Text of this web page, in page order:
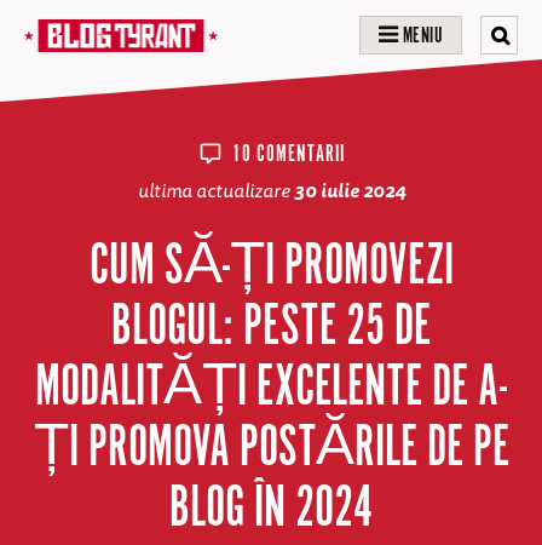
MENIU
10 COMENTARII
ultima actualizare30 iulie 2024
CUM SĂ-ȚI PROMOVEZI
BLOGUL: PESTE 25 DE
MODALITĂȚI EXCELENTE DE A-
ȚI PROMOVA POSTĂRILE DE PE
BLOG ÎN 2024